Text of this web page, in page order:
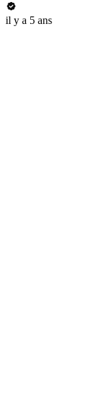
il y a 5 ans